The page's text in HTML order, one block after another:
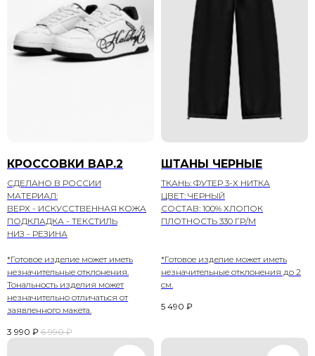
КРОССОВКИ ВАР.2
СДЕЛАНО В РОССИИ
МАТЕРИАЛ:
ВЕРХ - ИСКУССТВЕННАЯ КОЖА
ПОДКЛАДКА - ТЕКСТИЛЬ
НИЗ - РЕЗИНА
*Готовое изделие может иметь
незначительные отклонения.
Тональность изделия может
незначительно отличаться от
заявленного макета.
3 990 ₽ 6 990 ₽
ШТАНЫ ЧЕРНЫЕ
ТКАНЬ: ФУТЕР 3-Х НИТКА
ЦВЕТ: ЧЕРНЫЙ
СОСТАВ: 100% ХЛОПОК
ПЛОТНОСТЬ 330 ГР/М
*Готовое изделие может иметь
незначительные отклонения до 2
см.
5 490 ₽